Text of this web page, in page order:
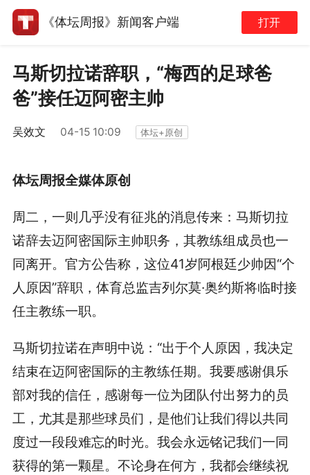
《体坛周报》新闻客户端 打开
马斯切拉诺辞职，“梅西的足球爸
爸”接任迈阿密主帅
吴效文 04-15 10:09 体坛+原创
体坛周报全媒体原创
周二，一则几乎没有征兆的消息传来：马斯切拉
诺辞去迈阿密国际主帅职务，其教练组成员也一
同离开。官方公告称，这位41岁阿根廷少帅因“个
人原因”辞职，体育总监吉列尔莫·奥约斯将临时接
任主教练一职。
马斯切拉诺在声明中说：“出于个人原因，我决定
结束在迈阿密国际的主教练任期。我要感谢俱乐
部对我的信任，感谢每一位为团队付出努力的员
工，尤其是那些球员们，是他们让我们得以共同
度过一段段难忘的时光。我会永远铭记我们一同
获得的第一颗星。不论身在何方，我都会继续祝